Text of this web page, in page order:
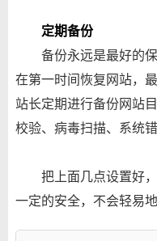
定期备份
备份永远是最好的保
在第一时间恢复网站，
站长定期进行备份网站
校验、病毒扫描、系统
把上面几点设置好，
一定的安全，不会轻易地